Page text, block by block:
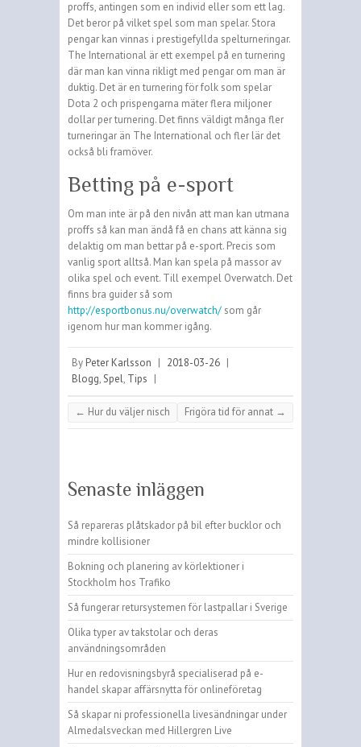
proffs, antingen som en individ eller som ett lag.
Det beror på vilket spel som man spelar. Stora
pengar kan vinnas i prestigefyllda spelturneringar.
The International är ett exempel på en turnering
där man kan vinna rikligt med pengar om man är
duktig. Det är en turnering för folk som spelar
Dota 2 och prispengarna mäter flera miljoner
dollar per turnering. Det finns väldigt många fler
turneringar än The International och fler lär det
också bli framöver.
Betting på e-sport
Om man inte är på den nivån att man kan utmana
proffs så kan man ändå få en chans att känna sig
delaktig om man bettar på e-sport. Precis som
vanlig sport alltså. Man kan spela på massor av
olika spel och event. Till exempel Overwatch. Det
finns bra guider så som
http://esportbonus.nu/overwatch/ som går
igenom hur man kommer igång.
By Peter Karlsson | 2018-03-26 |
Blogg,Spel, Tips |
← Hur du väljer nisch Frigöra tid för annat →
Senaste inläggen
Så repareras plåtskador på bil efter bucklor och
mindre kollisioner
Bokning och planering av körlektioner i
Stockholm hos Trafiko
Så fungerar retursystemen för lastpallar i Sverige
Olika typer av takstolar och deras
användningsområden
Hur en redovisningsbyrå specialiserad på e-
handel skapar affärsnytta för onlineföretag
Så skapar ni professionella livesändningar under
Almedalsveckan med Hillergren Live